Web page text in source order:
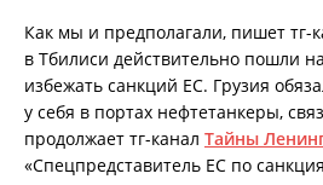
Как мы и предполагали, пишет тг-
в Тбилиси действительно пошли
избежать санкций ЕС. Грузия
у себя в портах нефтетанкеры,
продолжает тг-канал Тайны
«Спецпредставитель ЕС по